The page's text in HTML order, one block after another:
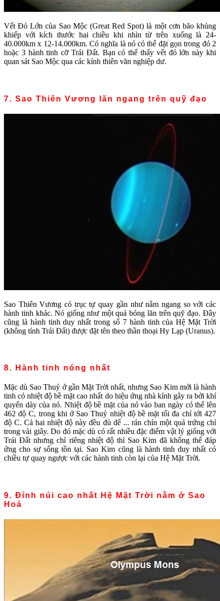
Vết Đỏ Lớn của Sao Mộc (Great Red Spot) là một cơn bão khủng
khiếp với kích thước hai chiều khi nhìn từ trên xuống là 24-
40.000km x 12-14.000km. Có nghĩa là nó có thể đặt gọn trong đó 2
hoặc 3 hành tinh cỡ Trái Đất. Bạn có thể thấy vết đỏ lớn này khi
quan sát Sao Mộc qua các kính thiên văn nghiệp dư.
7. Sao Thiên Vương lăn ngang trên quỹ đạo
Sao Thiên Vương có trục tự quay gần như nằm ngang so với các
hành tinh khác. Nó giống như một quả bóng lăn trên quỹ đạo. Đây
cũng là hành tinh duy nhất trong số 7 hành tinh của Hệ Mặt Trời
(không tính Trái Đất) được đặt tên theo thần thoại Hy Lạp (Uranus).
8. Hành tinh nóng nhất
Mặc dù Sao Thuỷ ở gần Mặt Trời nhất, nhưng Sao Kim mới là hành
tinh có nhiệt độ bề mặt cao nhất do hiệu ứng nhà kính gây ra bởi khí
quyển dày của nó. Nhiệt độ bề mặt của nó vào ban ngày có thể lên
462 độ C, trong khi ở Sao Thuỷ nhiệt độ bề mặt tối đa chỉ tới 427
độ C. Cả hai nhiệt độ này đều đủ để ... rán chín một quả trứng chỉ
trong vài giây. Do đó mặc dù có rất nhiều đặc điểm vật lý giống với
Trái Đất nhưng chỉ riêng nhiệt độ thì Sao Kim đã không thể đáp
ứng cho sự sống tồn tại. Sao Kim cũng là hành tinh duy nhất có
chiều tự quay ngược với các hành tinh còn lại của Hệ Mặt Trời.
9. Đỉnh núi cao nhất Hệ Mặt Trời nằm ở Sao
Hoả